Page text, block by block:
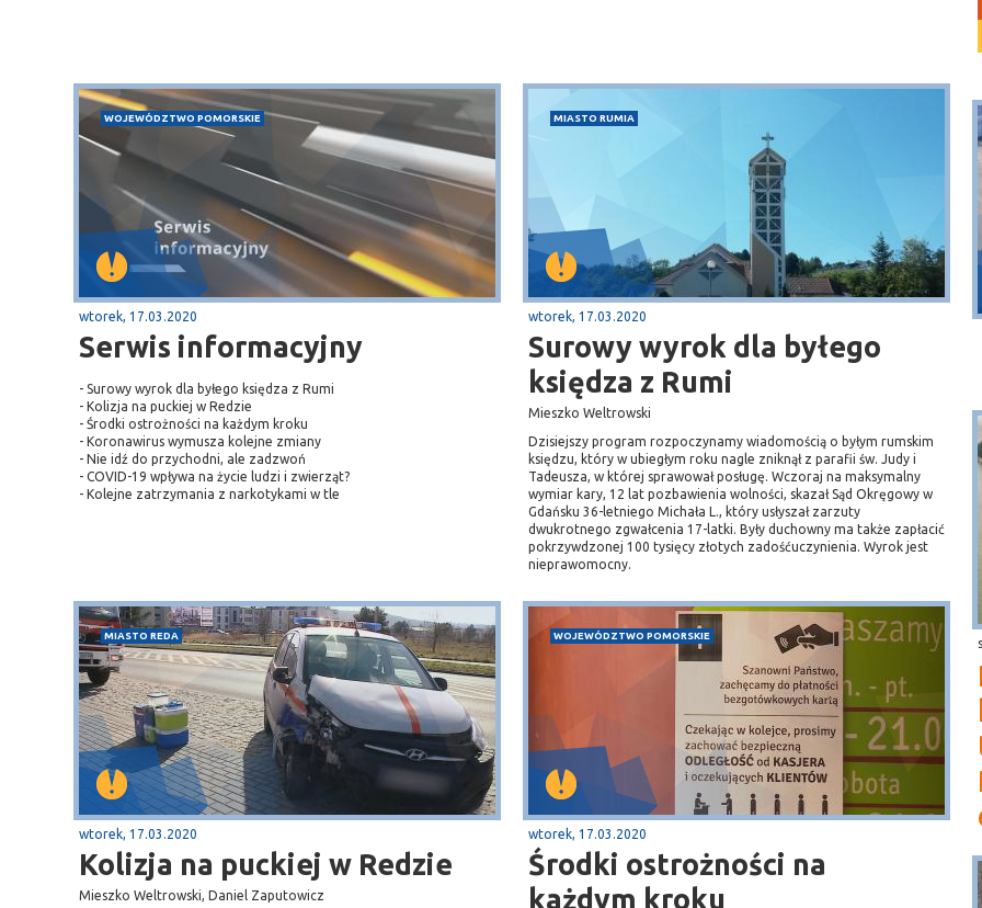
WOJEWÓDZTWO POMORSKIE
wtorek, 17.03.2020
Serwis informacyjny
- Surowy wyrok dla byłego księdza z Rumi
- Kolizja na puckiej w Redzie
- Środki ostrożności na każdym kroku
- Koronawirus wymusza kolejne zmiany
- Nie idź do przychodni, ale zadzwoń
- COVID-19 wpływa na życie ludzi i zwierząt?
- Kolejne zatrzymania z narkotykami w tle
MIASTO RUMIA
wtorek, 17.03.2020
Surowy wyrok dla byłego
księdza z Rumi
Mieszko Weltrowski
Dzisiejszy program rozpoczynamy wiadomością o byłym rumskim
księdzu, który w ubiegłym roku nagle zniknął z parafii św. Judy i
Tadeusza, w której sprawował posługę. Wczoraj na maksymalny
wymiar kary, 12 lat pozbawienia wolności, skazał Sąd Okręgowy w
Gdańsku 36-letniego Michała L., który usłyszał zarzuty
dwukrotnego zgwałcenia 17-latki. Były duchowny ma także zapłacić
pokrzywdzonej 100 tysięcy złotych zadośćuczynienia. Wyrok jest
nieprawomocny.
MIASTO REDA
wtorek, 17.03.2020
Kolizja na puckiej w Redzie
Mieszko Weltrowski, Daniel Zaputowicz
WOJEWÓDZTWO POMORSKIE
wtorek, 17.03.2020
Środki ostrożności na
każdym kroku
Sopot Puck
Przystań, molo